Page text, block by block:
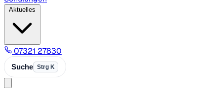
Aktuelles
07321 27830
Suche Strg K